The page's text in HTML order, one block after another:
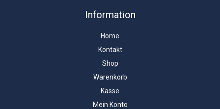
Information
Home
Kontakt
Shop
Warenkorb
Kasse
Mein Konto